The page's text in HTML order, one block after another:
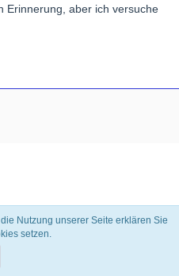
Erinnerung, aber ich versuche
vom Bayerischen
Aufnahme aus dem
in München mit dem
Nutzung unserer Seite erklären Sie
setzen.